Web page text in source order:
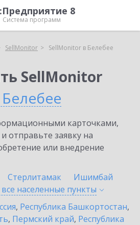
8
Система программ
SellMonitor SellMonitor в Белебее
SellMonitor
карточками,
отправьте заявку на
или внедрение
Стерлитамак
Ишимбай
населенные пункты
, Республика Башкортостан,
, Пермский край, Республика